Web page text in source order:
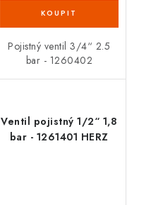
Pojistný ventil 3/4“ 2.5
bar - 1260402
Ventil pojistný 1/2“ 1,8
bar - 1261401 HERZ